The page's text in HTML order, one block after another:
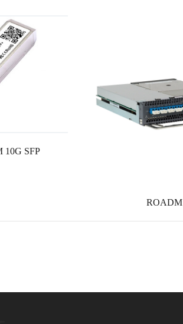
10G SFP
ROADM